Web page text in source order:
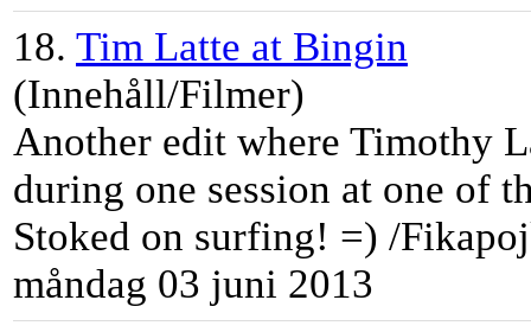
18. Tim Latte at Bingin
(Innehåll/Filmer)
Another edit where Timothy
during one session at one of
Stoked on surfing! =) /
måndag 03 juni 2013